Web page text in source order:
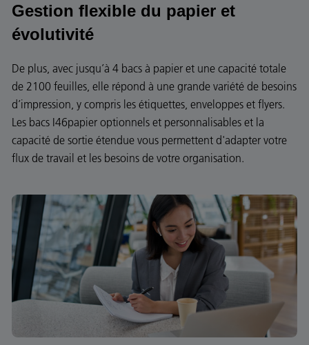
Gestion flexible du papier et
évolutivité
De plus, avec jusqu’à 4 bacs à papier et une capacité totale
de 2100 feuilles, elle répond à une grande variété de besoins
d’impression, y compris les étiquettes, enveloppes et flyers.
Les bacs I46papier optionnels et personnalisables et la
capacité de sortie étendue vous permettent d'adapter votre
flux de travail et les besoins de votre organisation.